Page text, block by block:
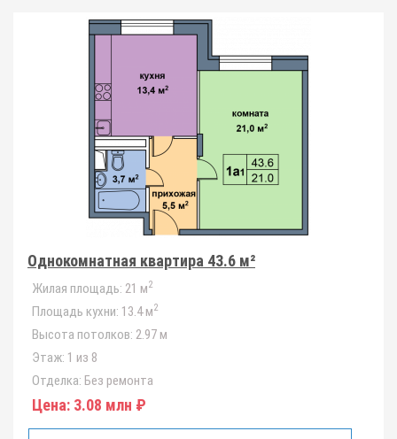
Однокомнатная квартира 43.6 м²
Жилая площадь: 21 м2
Площадь кухни: 13.4 м2
Высота потолков: 2.97 м
Этаж: 1 из 8
Отделка: Без ремонта
Цена: 3.08 млн ₽